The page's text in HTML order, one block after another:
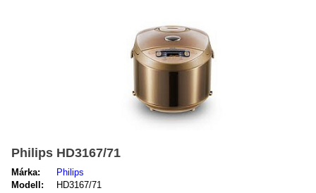
Philips HD3167/71
Márka:
Philips
Modell:
HD3167/71